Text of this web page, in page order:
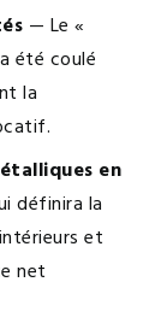
— Le «
été coulé
la
en
définira la
et
net